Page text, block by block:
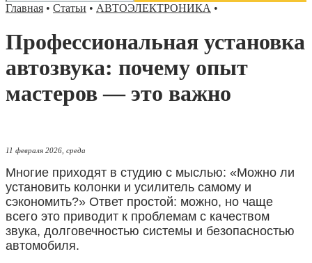
Главная • Статьи • АВТОЭЛЕКТРОНИКА •
Профессиональная установка
автозвука: почему опыт
мастеров — это важно
11 февраля 2026, среда
Многие приходят в студию с мыслью: «Можно ли
установить колонки и усилитель самому и
сэкономить?» Ответ простой: можно, но чаще
всего это приводит к проблемам с качеством
звука, долговечностью системы и безопасностью
автомобиля.